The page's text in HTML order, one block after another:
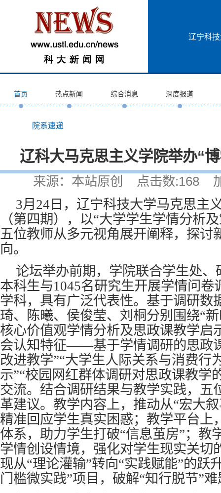
辽宁科
首页 热点新闻 综合消息 深度报道
院系速递
辽科大马克思主义学院举办“
来源：本站原创 点击数:168
3月24日，辽宁科技大学马克思主
（第四期），以“大学学生学情分析
五位教师从多元视角展开阐释，探讨
向。
论坛举办前期，学院联合学生处、
本科生与1045名研究生开展学情问
学科，具有广泛代表性。基于调研数
琦、陈曦、侯俊莹、刘桐分别围绕“
核心价值观学情分析及思政课教学启
会认知特征——基于学情调研的思政
改进教学”“大学生人际关系与消费行
示”“校园网红群体调研对思政课教学
交流。结合调研结果与教学实践，五
革建议。教学内容上，推动从“宏大
精准回应学生真实困惑；教学平台上
体系，助力学生打破“信息茧房”；教
学情创设情境，强化对学生现实关切
现从“理论灌输”转向“实践赋能”的跃
门槛微实践”项目，破解“知行脱节”